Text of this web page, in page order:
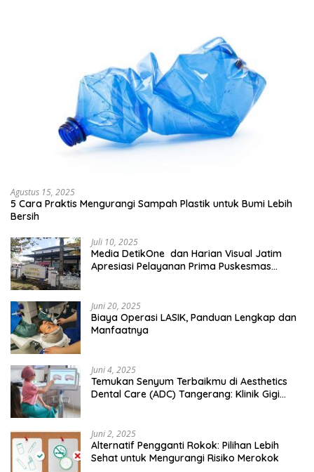
Agustus 15, 2025
5 Cara Praktis Mengurangi Sampah Plastik untuk Bumi Lebih
Bersih
Juli 10, 2025
Media DetikOne dan Harian Visual Jatim
Apresiasi Pelayanan Prima Puskesmas
Juni 20, 2025
Biaya Operasi LASIK, Panduan Lengkap dan
Manfaatnya
Juni 4, 2025
Temukan Senyum Terbaikmu di Aesthetics
Dental Care (ADC) Tangerang: Klinik Gigi
Juni 2, 2025
Alternatif Pengganti Rokok: Pilihan Lebih
Sehat untuk Mengurangi Risiko Merokok